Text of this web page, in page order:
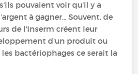
pouvaient voir qu'il y a
à gagner... Souvent, de
de l'Inserm créent leur
d'un produit ou
bactériophages ce serait la